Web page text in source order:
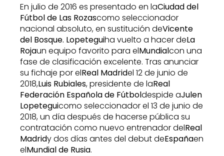
En julio de 2016 es presentado en laCiudad del
Fútbol de Las Rozascomo seleccionador
nacional absoluto, en sustitución deVicente
del Bosque. Lopeteguiha vuelto a hacer deLa
Rojaun equipo favorito para elMundialcon una
fase de clasificación excelente.​ Tras anunciar
su fichaje por elReal Madridel 12 de junio de
2018,Luis Rubiales, presidente de laReal
Federación Española de Fútboldespide aJulen
Lopeteguicomo seleccionador el 13 de junio de
2018, un día después de hacerse pública su
contratación como nuevo entrenador delReal
Madridy dos días antes del debut deEspañaen
elMundial de Rusia.